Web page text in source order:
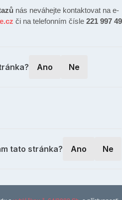
nás neváhejte kontaktovat na e-
či na telefonním čísle 221 997
Ano Ne
tato stránka? Ano Ne